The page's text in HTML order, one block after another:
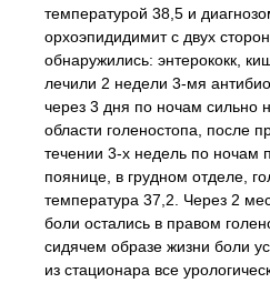
температурой 38,5 и
орхоэпидидимит с двух
обнаружились: энтерококк,
лечили 2 недели 3-мя
через 3 дня по ночам сильно
области голеностопа, после
течении 3-х недель по ночам
поянице, в грудном отделе,
температура 37,2. Через 2
боли остались в правом
сидячем образе жизни боли
из стационара все